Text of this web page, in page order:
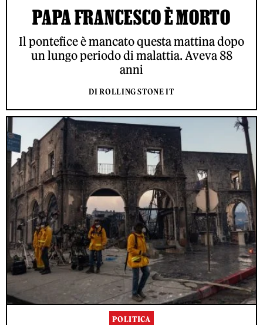
PAPA FRANCESCO È MORTO
Il pontefice è mancato questa mattina dopo
un lungo periodo di malattia. Aveva 88
anni
DI ROLLING STONE IT
POLITICA